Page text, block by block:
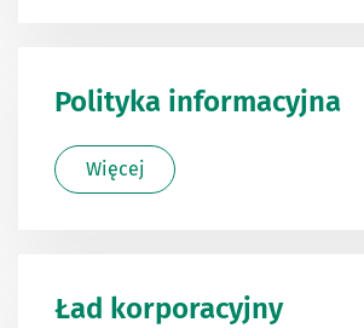
Polityka informacyjna
Więcej
Ład korporacyjny